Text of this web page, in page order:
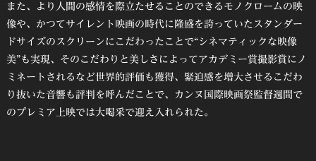
また、より⼈間の感情を際⽴たせることのできるモノクロームの映
像や、かつてサイレント映画の時代に隆盛を誇っていたスタンダー
ドサイズのスクリーンにこだわったことで“シネマティックな映像
美”も実現、そのこだわりと美しさによってアカデミー賞撮影賞にノ
ミネートされるなど世界的評価も獲得、緊迫感を増⼤させるこだわ
り抜いた⾳響も評判を呼んだことで、カンヌ国際映画祭監督週間で
のプレミア上映では⼤喝采で迎え⼊れられた。